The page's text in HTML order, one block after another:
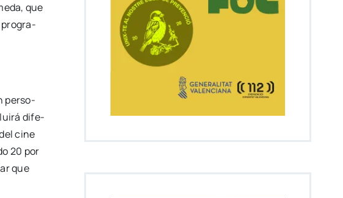
que
pro­gra­
per­so­
dife­
cine
20 por
que